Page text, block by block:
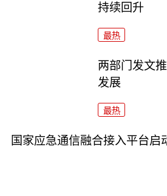
持续回升
最热
两部门发文
发展
最热
国家应急通信融合接入平台启